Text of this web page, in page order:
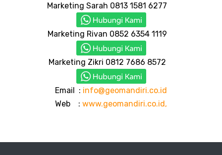
Marketing Sarah 0813 1581 6277
Marketing Rivan 0852 6354 1119
Marketing Zikri 0812 7686 8572
Email : info@geomandiri.co.id
Web : www.geomandiri.co.id,